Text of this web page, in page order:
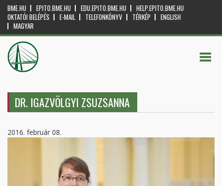
BME.HU EPITO.BME.HU EDU.EPITO.BME.HU
HELP.EPITO.BME.HU
OKTATÓI BELÉPÉS
E-MAIL TELEFONKÖNYV TÉRKÉP
ENGLISH
MAGYAR
DR. IGAZVÖLGYI ZSUZSANNA
2016. február 08.